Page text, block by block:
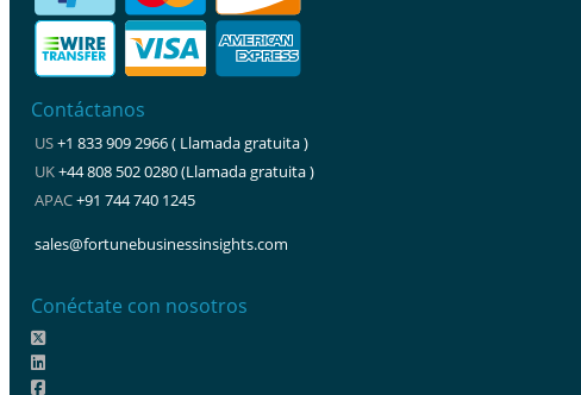
Contáctanos
US+1 833 909 2966 ( Llamada gratuita )
UK+44 808 502 0280 (Llamada gratuita )
APAC+91 744 740 1245
sales@fortunebusinessinsights.com
Conéctate con nosotros